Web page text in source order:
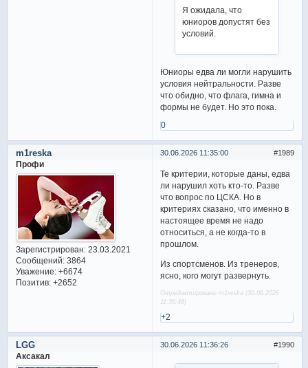
Я ожидала, что
юниоров допустят без
условий.
Юниоры едва ли могли нарушить
условия нейтральности. Разве
что обидно, что флага, гимна и
формы не будет. Но это пока.
0
1989
30.06.2026 11:35:00
m1reska
Профи
Зарегистрирован: 23.03.2021
Сообщений:3864
Уважение: +6674
Позитив: +2652
Те критерии, которые даны, едва
ли нарушил хоть кто-то. Разве
что вопрос по ЦСКА. Но в
критериях сказано, что именно в
настоящее время не надо
относиться, а не когда-то в
прошлом.
Из спортсменов. Из тренеров,
ясно, кого могут развернуть.
Отредактировано m1reska (30.06.2026
11:36:48)
+2
1990
30.06.2026 11:36:26
LGG
Аксакал